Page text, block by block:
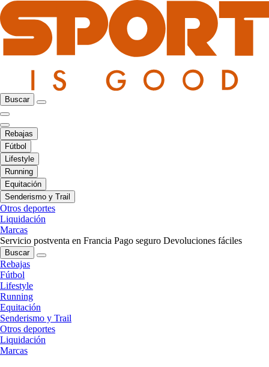
Buscar
Rebajas
Fútbol
Lifestyle
Running
Equitación
Senderismo y Trail
Otros deportes
Liquidación
Marcas
Servicio postventa en Francia Pago seguro Devoluciones fáciles
Buscar
Rebajas
Fútbol
Lifestyle
Running
Equitación
Senderismo y Trail
Otros deportes
Liquidación
Marcas